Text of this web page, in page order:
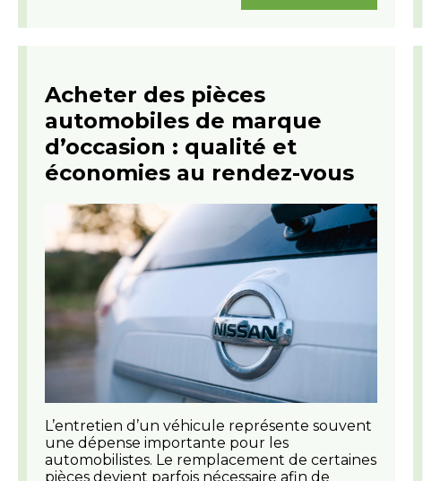
Acheter des pièces
automobiles de marque
d’occasion : qualité et
économies au rendez-vous
L’entretien d’un véhicule représente souvent
une dépense importante pour les
automobilistes. Le remplacement de certaines
pièces devient parfois nécessaire afin de